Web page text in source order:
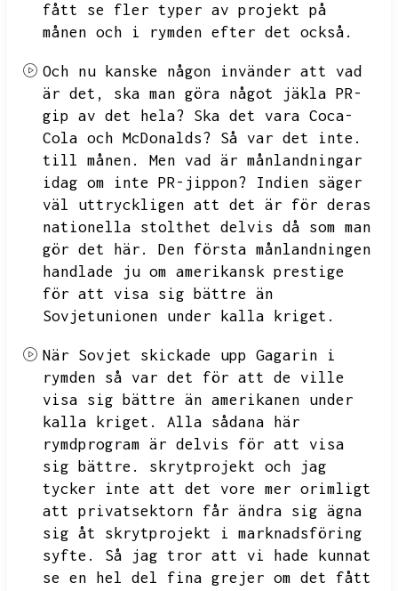
fått se fler typer av projekt på
månen och i rymden efter det också.
Och nu kanske någon invänder att vad
är det,
ska man göra något jäkla PR-
gip av det hela?
Ska det vara Coca-
Cola och McDonalds?
Så var det inte.
till månen.
Men vad är månlandningar
idag om inte PR-jippon?
Indien säger
väl uttryckligen att det är för deras
nationella stolthet delvis då som man
gör det här.
Den första månlandningen
handlade ju om amerikansk prestige
för att visa sig bättre än
Sovjetunionen under kalla kriget.
När Sovjet skickade upp Gagarin i
rymden så var det för att de ville
visa sig bättre än amerikanen under
kalla kriget.
Alla sådana här
rymdprogram är delvis för att visa
sig bättre.
skrytprojekt och jag
tycker inte att det vore mer orimligt
att privatsektorn får ändra sig ägna
sig åt skrytprojekt i marknadsföring
syfte.
Så jag tror att vi hade kunnat
se en hel del fina grejer om det fått